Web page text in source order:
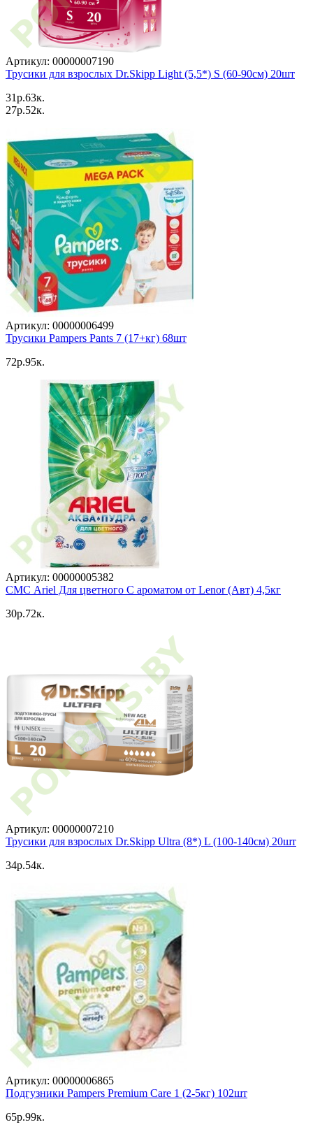
Артикул: 00000007190
Трусики для взрослых Dr.Skipp Light (5,5*) S (60-90см) 20шт
31p.63к.
27p.52к.
Артикул: 00000006499
Трусики Pampers Pants 7 (17+кг) 68шт
72p.95к.
Артикул: 00000005382
СМС Ariel Для цветного С ароматом от Lenor (Авт) 4,5кг
30p.72к.
Артикул: 00000007210
Трусики для взрослых Dr.Skipp Ultra (8*) L (100-140см) 20шт
34p.54к.
Артикул: 00000006865
Подгузники Pampers Premium Care 1 (2-5кг) 102шт
65p.99к.